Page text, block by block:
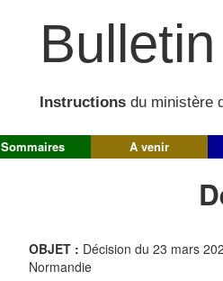
Instructions du ministère
Sommaires A venir
OBJET : Décision du 23 mars
Normandie